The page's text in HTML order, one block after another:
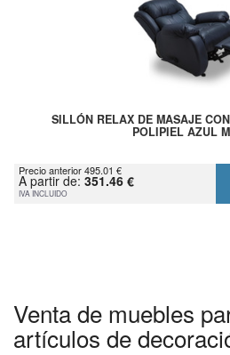
SILLÓN RELAX DE MASAJE
POLIPIEL AZUL
Precio anterior 495.01 €
A partir de: 351.46 €
IVA INCLUIDO
Venta de muebles
artículos de